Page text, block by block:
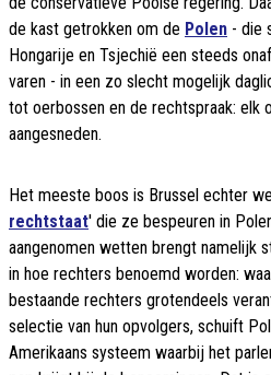
de kast getrokken om de Polen - die
Hongarije en Tsjechië een steeds
varen - in een zo slecht mogelijk
tot oerbossen en de rechtspraak: elk
aangesneden.
Het meeste boos is Brussel echter
rechtstaat' die ze bespeuren in
aangenomen wetten brengt namelijk
in hoe rechters benoemd worden:
bestaande rechters grotendeels
selectie van hun opvolgers, schuift
Amerikaans systeem waarbij het